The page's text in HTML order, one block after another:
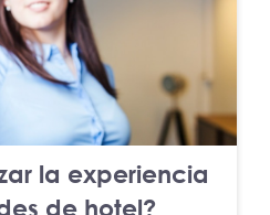
la experiencia
de hotel?